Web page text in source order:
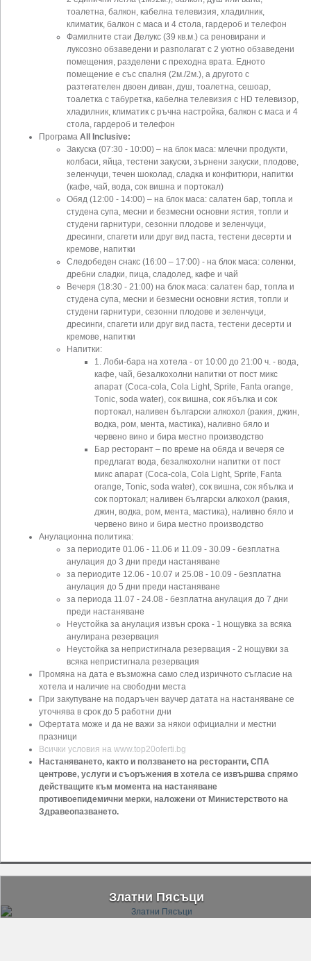
тоалетна, балкон, кабелна телевизия, хладилник,
климатик, балкон с маса и 4 стола, гардероб и телефон
Фамилните стаи Делукс (39 кв.м.) са реновирани и
луксозно обзаведени и разполагат с 2 уютно обзаведени
помещения, разделени с преходна врата. Едното
помещение е със спалня (2м./2м.), а другото с
разтегателен двоен диван, душ, тоалетна, сешоар,
тоалетка с табуретка, кабелна телевизия с HD телевизор,
хладилник, климатик с ръчна настройка, балкон с маса и 4
стола, гардероб и телефон
Програма All Inclusive:
Закуска (07:30 - 10:00) – на блок маса: млечни продукти,
колбаси, яйца, тестени закуски, зърнени закуски, плодове,
зеленчуци, течен шоколад, сладка и конфитюри, напитки
(кафе, чай, вода, сок вишна и портокал)
Обяд (12:00 - 14:00) – на блок маса: салатен бар, топла и
студена супа, месни и безмесни основни ястия, топли и
студени гарнитури, сезонни плодове и зеленчуци,
дресинги, спагети или друг вид паста, тестени десерти и
кремове, напитки
Следобеден снакс (16:00 – 17:00) - на блок маса: соленки,
дребни сладки, пица, сладолед, кафе и чай
Вечеря (18:30 - 21:00) на блок маса: салатен бар, топла и
студена супа, месни и безмесни основни ястия, топли и
студени гарнитури, сезонни плодове и зеленчуци,
дресинги, спагети или друг вид паста, тестени десерти и
кремове, напитки
Напитки:
1. Лоби-бара на хотела - от 10:00 до 21:00 ч. - вода,
кафе, чай, безалкохолни напитки от пост микс
апарат (Coca-cola, Cola Light, Sprite, Fanta orange,
Тonic, soda water), сок вишна, сок ябълка и сок
портокал, наливен български алкохол (ракия, джин,
водка, ром, мента, мастика), наливно бяло и
червено вино и бира местно производство
Бар ресторант – по време на обяда и вечеря се
предлагат вода, безалкохолни напитки от пост
микс апарат (Coca-cola, Cola Light, Sprite, Fanta
orange, Тonic, soda water), сок вишна, сок ябълка и
сок портокал; наливен български алкохол (ракия,
джин, водка, ром, мента, мастика), наливно бяло и
червено вино и бира местно производство
Анулационна политика:
за периодите 01.06 - 11.06 и 11.09 - 30.09 - безплатна
анулация до 3 дни преди настаняване
за периодите 12.06 - 10.07 и 25.08 - 10.09 - безплатна
анулация до 5 дни преди настаняване
за периода 11.07 - 24.08 - безплатна анулация до 7 дни
преди настаняване
Неустойка за анулация извън срока - 1 нощувка за всяка
анулирана резервация
Неустойка за непристигнала резервация - 2 нощувки за
всяка непристигнала резервация
Промяна на дата е възможна само след изричното съгласие на
хотела и наличие на свободни места
При закупуване на подаръчен ваучер датата на настаняване се
уточнява в срок до 5 работни дни
Офертата може и да не важи за някои официални и местни
празници
Всички условия на www.top20oferti.bg
Настаняването, както и ползването на ресторанти, СПА
центрове, услуги и съоръжения в хотела се извършва спрямо
действащите към момента на настаняване
противоепидемични мерки, наложени от Министерството на
Здравеопазването.
Златни Пясъци